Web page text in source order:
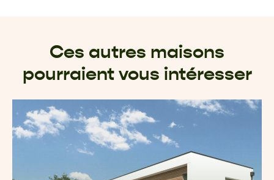
Ces autres maisons
pourraient vous intéresser